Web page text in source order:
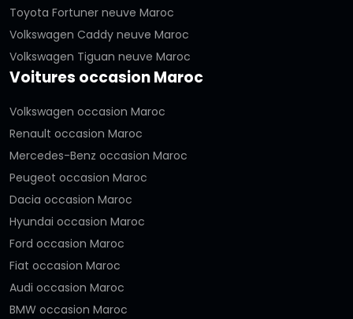
Toyota Fortuner neuve Maroc
Volkswagen Caddy neuve Maroc
Volkswagen Tiguan neuve Maroc
Voitures occasion Maroc
Volkswagen occasion Maroc
Renault occasion Maroc
Mercedes-Benz occasion Maroc
Peugeot occasion Maroc
Dacia occasion Maroc
Hyundai occasion Maroc
Ford occasion Maroc
Fiat occasion Maroc
Audi occasion Maroc
BMW occasion Maroc